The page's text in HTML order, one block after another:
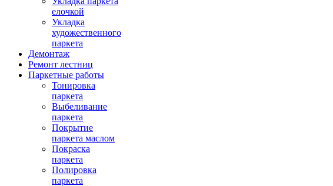
елочкой
Укладка
художественного
паркета
Демонтаж
Ремонт лестниц
Паркетные работы
Тонировка
паркета
Выбеливание
паркета
Покрытие
паркета маслом
Покраска
паркета
Полировка
паркета